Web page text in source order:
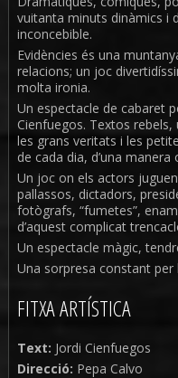
vuitanta minuts dinàmics i
inconcebible.
Evidències és una
relacions; un joc
molta ironia.
Un espectacle de cabaret
Cienfuegos. Textos
les grans veritats i les
de cada dia, d’una
Un joc on els actors
pallassos, dictadors,
fotògrafs, “fumetes”,
d’aquest complicat
Un espectacle màgic,
Una sorpresa constant per
FITXA ARTÍSTICA
Text: Jordi Cienfuegos
Direcció: Pepa Calvo